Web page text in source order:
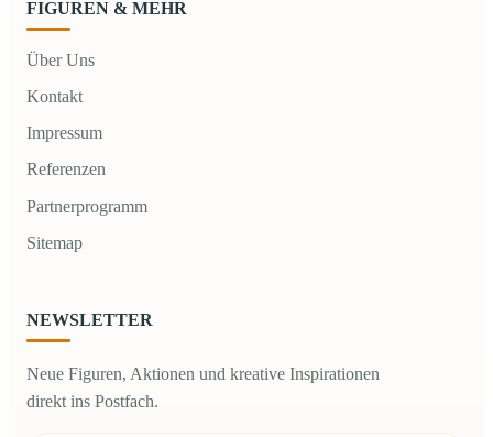
FIGUREN & MEHR
Über Uns
Kontakt
Impressum
Referenzen
Partnerprogramm
Sitemap
NEWSLETTER
Neue Figuren, Aktionen und kreative Inspirationen
direkt ins Postfach.